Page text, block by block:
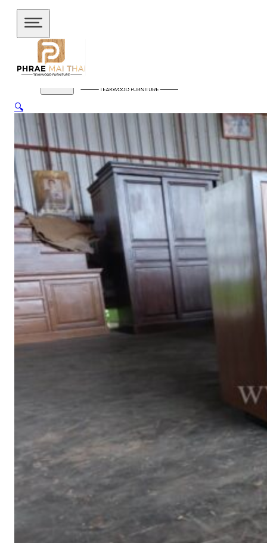
ข้ามไปยังเนื้อหาหลัก
สินค้าของเรา
อัปเดตล่าสุด
ชั้นวางทีวีชั้นวางทีวี ไม้สักโมเดิร์นชั้นวางทีวี ไม้สักมินิ
มอล ชั้นวางของไม้สักชุดกาแฟขาเหล็กชุดนั่งระเบียง
รับแขกชุดโต๊ะไม้แท้ ชุดโต๊ะไม้สัก โมเดิร์นชุดโต๊ะไม้สัก มิ
ชุดโต๊ะบาร์ ชุดโต๊ะอาหารตู้ตู้เสื้อผ้าตู้เสื้อผ้า โมเดิร์น
ตู้รองเท้าตู้หนังสือ / ชั้นวางหนังสือตู้หัวเตียงตู้โชว์ตู้โชว์
ไม้สัก โมเดิร์นประตู ประตูไม้สัก โมเดิร์นประตูนิรภัยคู่ชอง
แสงประตูบานคู่ ประตูบานเฟี้ยม ภาพแกะสลัก
ม้านั่งยาว
หน้าต่าง
ห้องชุด เก้าอี้ เก้าอี้ไม้สัก โมเดิร์นเก้าอี้ไม้สัก มินิ
มอลเตียงเตียงไม้สัก โมเดิร์น
โซฟาไม้สัก โมเดิร์น
โต๊ะกลางโซฟา
ไม้แปรรูป อื่นๆ
เกี่ยวกับเรา (ABOUT US)
ประวัติแพร่ไม้ไทย (COMPANY BACKGROUND)
ลูกค้าและพาร์ทเนอร์ (OUR CUSTOMERS)
โรงงานแพร่ไม้ไทย (FACTORY)
ผลงาน (ACHIVEMENT)
รีวิวลูกค้า (REVIEW)
ข่าวสารและบทความ (ARTICLE)
ติดต่อเรา (CONTACT)
คำถามที่พบบ่อย (FAQ)
🔍